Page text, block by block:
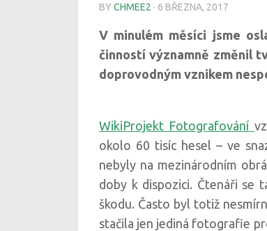
BY CHMEE2 · 6 BŘEZNA, 2017
V minulém měsíci jsme
činností významně změnil
doprovodným vznikem
WikiProjekt Fotografování
okolo 60 tisíc hesel – ve
nebyly na mezinárodním
doby k dispozici. Čtenáři se
škodu. Často byl totiž
stačila jen jediná fotografie